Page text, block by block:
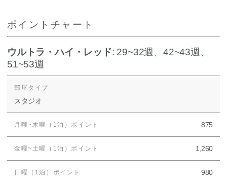
ポイントチャート
ウルトラ・ハイ・レッド: 29~32週、42~43週、
51~53週
スタジオ
875
1,260
980